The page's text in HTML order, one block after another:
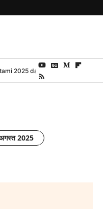
2025 date and time
2025